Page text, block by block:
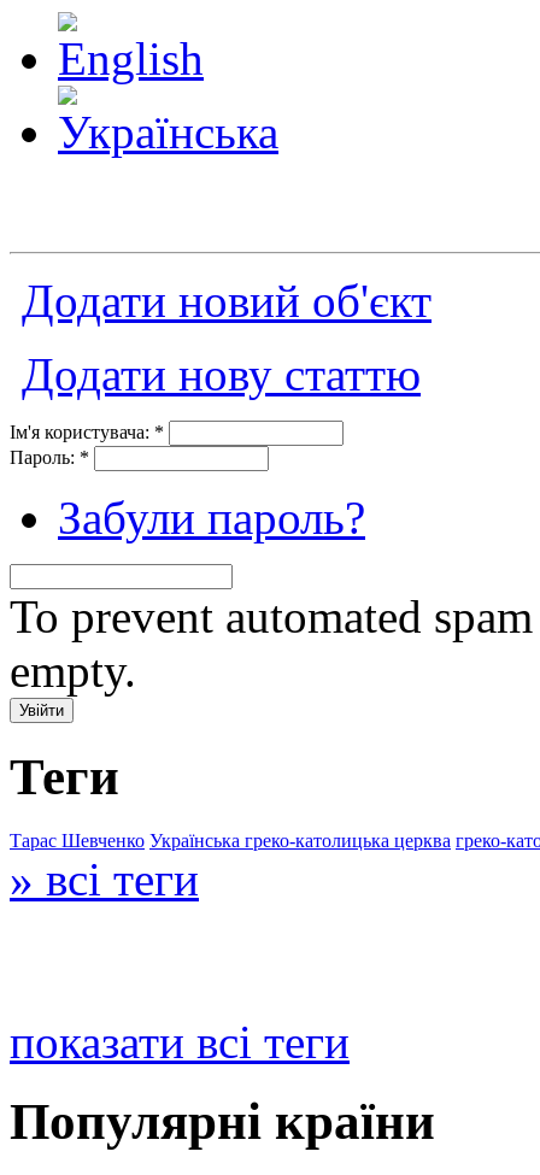
Додати новий об'єкт
Додати нову статтю
Ім'я користувача: *
Пароль: *
Забули пароль?
To prevent automated
empty.
Теги
Тарас Шевченко Українська греко-католицька церква греко-
» всі теги
показати всі теги
Популярні країни